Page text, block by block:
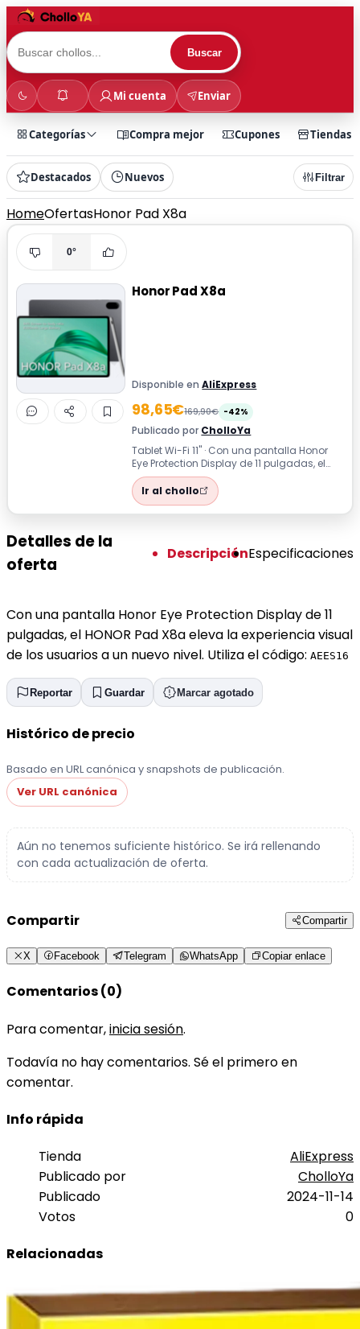
Buscar
Mi cuenta Enviar
Categorías Compra mejor Cupones Tiendas
Destacados Nuevos Filtrar
HomeOfertasHonor Pad X8a
0°
Honor Pad X8a
Disponible enAliExpress
98,65€169,90€ -42%
Publicado por CholloYa
Tablet Wi-Fi 11'' · Con una pantalla Honor
Eye Protection Display de 11 pulgadas, el
HONOR Pad X8a eleva la experienc...
Ir al chollo
Detalles de la
oferta
DescripciónEspecificaciones
Con una pantalla Honor Eye Protection Display de 11
pulgadas, el HONOR Pad X8a eleva la experiencia visual
de los usuarios a un nuevo nivel. Utiliza el código: AEES16
Reportar Guardar Marcar agotado
Histórico de precio
Basado en URL canónica y snapshots de publicación.
Ver URL canónica
Aún no tenemos suficiente histórico. Se irá rellenando
con cada actualización de oferta.
Compartir Compartir
X Facebook Telegram WhatsApp Copiar enlace
Comentarios (0)
Para comentar,inicia sesión.
Todavía no hay comentarios. Sé el primero en
comentar.
Info rápida
Tienda
AliExpress
Publicado por
CholloYa
Publicado
2024-11-14
Votos
0
Relacionadas